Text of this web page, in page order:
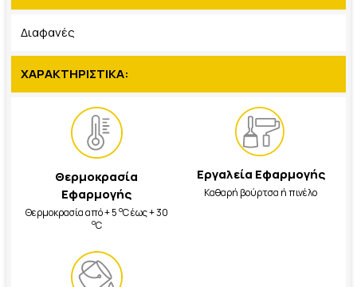
Διαφανές
ΧΑΡΑΚΤΗΡΙΣΤΙΚΑ:
Θερμοκρασία
Εφαρμογής
Θερμοκρασία από + 5 oC έως + 30
oC
Εργαλεία Εφαρμογής
Καθαρή βούρτσα ή πινέλο